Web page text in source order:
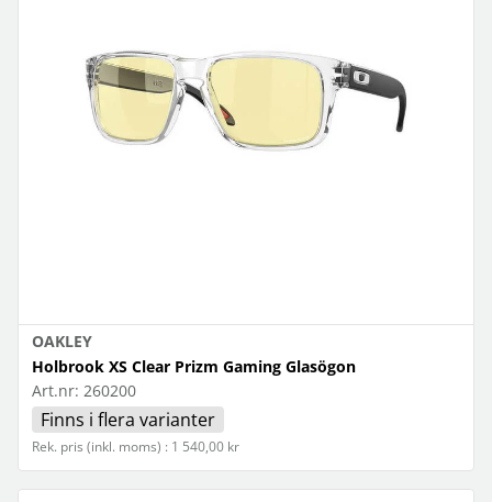
OAKLEY
Holbrook XS Clear Prizm Gaming Glasögon
Art.nr: 260200
Finns i flera varianter
Rek. pris (inkl. moms) : 1 540,00 kr